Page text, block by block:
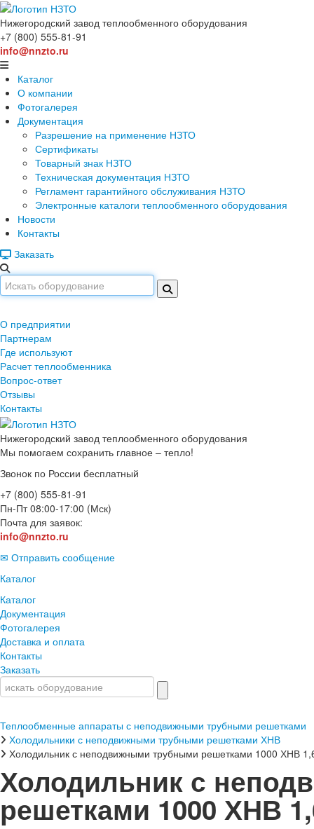
Нижегородский завод теплообменного оборудования
+7 (800) 555-81-91
info@nnzto.ru
Каталог
О компании
Фотогалерея
Документация
Разрешение на применение НЗТО
Сертификаты
Товарный знак НЗТО
Техническая документация НЗТО
Регламент гарантийного обслуживания НЗТО
Электронные каталоги теплообменного оборудования
Новости
Контакты
Заказать
О предприятии
Партнерам
Где используют
Расчет теплообменника
Вопрос-ответ
Отзывы
Контакты
Нижегородский завод теплообменного оборудования
Мы помогаем сохранить главное – тепло!
Звонок по России бесплатный
+7 (800) 555-81-91
Пн-Пт 08:00-17:00 (Мск)
Почта для заявок:
info@nnzto.ru
✉ Отправить сообщение
Каталог
Каталог
Документация
Фотогалерея
Доставка и оплата
Контакты
Заказать
Теплообменные аппараты с неподвижными трубными решетками
Холодильники с неподвижными трубными решетками ХНВ
Холодильник с неподвижными трубными решетками 1000 ХНВ
Холодильник с
решетками 1000 ХНВ